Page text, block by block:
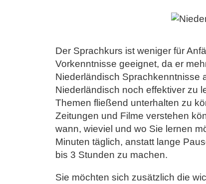
Der Sprachkurs ist weniger für
Vorkenntnisse geeignet, da er
Niederländisch Sprachkenntnisse
Niederländisch noch effektiver zu
Themen fließend unterhalten zu
Zeitungen und Filme verstehen
wann, wieviel und wo Sie lernen
Minuten täglich, anstatt lange
bis 3 Stunden zu machen.
Sie möchten sich zusätzlich die